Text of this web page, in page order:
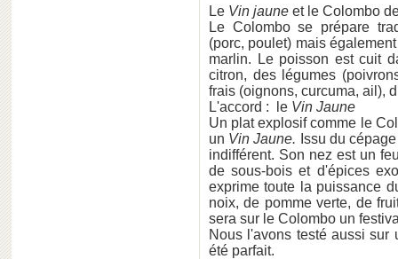
Le Vin jaune et le Colombo
Le Colombo se prépare
(porc, poulet) mais
marlin. Le poisson est cuit
citron, des légumes
frais (oignons, curcuma, ail),
L'accord : le Vin Jaune
Un plat explosif comme le
un Vin Jaune. Issu du
indifférent. Son nez est un
de sous-bois et d'épices
exprime toute la puissance
noix, de pomme verte, de
sera sur le Colombo un
Nous l'avons testé aussi sur
été parfait.